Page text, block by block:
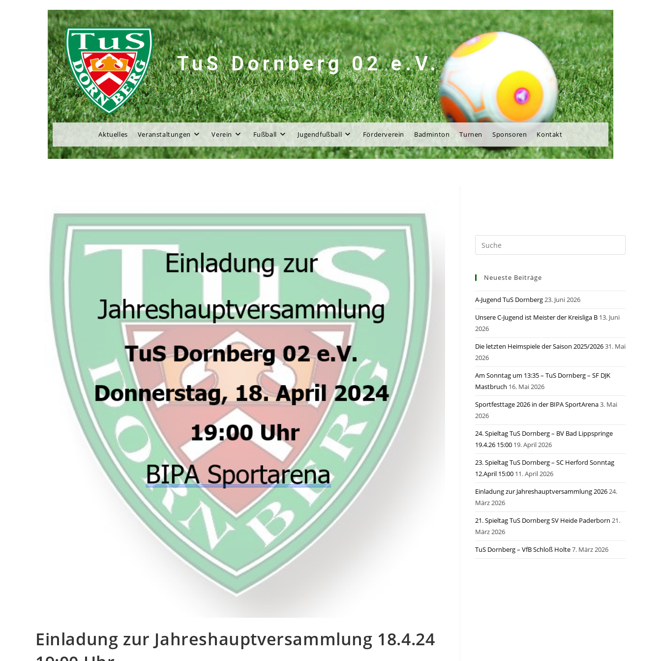
TuS Dornberg 02 e.V.
Aktuelles Veranstaltungen Verein Fußball Jugendfußball Förderverein Badminton Turnen Sponsoren Kontakt
Einladung zur Jahreshauptversammlung 18.4.24
Neueste Beiträge
A-Jugend TuS Dornberg23. Juni 2026
Unsere C-Jugend ist Meister der Kreisliga B 13. Juni
2026
Die letzten Heimspiele der Saison 2025/202631. Mai
2026
Am Sonntag um 13:35 – TuS Dornberg – SF DJK
Mastbruch 16. Mai 2026
Sportfesttage 2026 in der BIPA SportArena3. Mai
2026
24. Spieltag TuS Dornberg – BV Bad Lippspringe
19.4.26 15:00 19. April 2026
23. Spieltag TuS Dornberg – SC Herford Sonntag
12.April 15:00 11. April 2026
Einladung zur Jahreshauptversammlung 202624.
März 2026
21. Spieltag TuS Dornberg SV Heide Paderborn 21.
März 2026
TuS Dornberg – VfB Schloß Holte7. März 2026